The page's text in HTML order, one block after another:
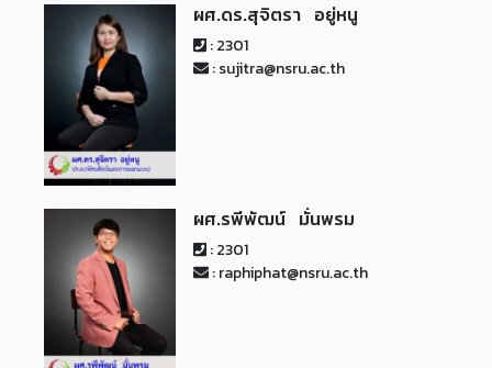
ผศ.ดร.สุจิตรา อยู่หนู
: 2301
: sujitra@nsru.ac.th
ผศ.รพีพัฒน์ มั่นพรม
: 2301
: raphiphat@nsru.ac.th